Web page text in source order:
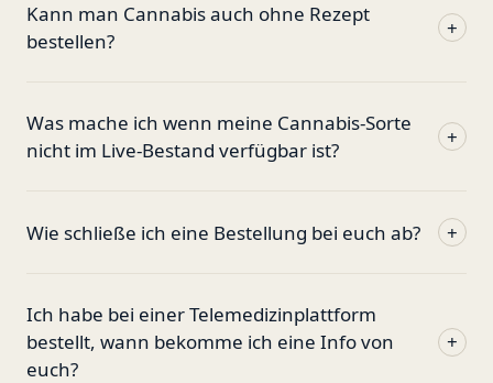
Kann man Cannabis auch ohne Rezept
bestellen?
+
Was mache ich wenn meine Cannabis-Sorte
nicht im Live-Bestand verfügbar ist?
+
Wie schließe ich eine Bestellung bei euch ab? +
Ich habe bei einer Telemedizinplattform
bestellt, wann bekomme ich eine Info von
euch?
+